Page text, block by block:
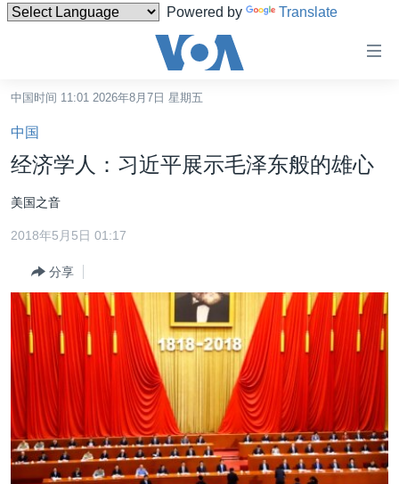
Powered by Translate
碍
链
接
跳
转
内
导
航
到
检
中国
台湾
港澳
国际
最新国际新闻
印太
中东
欧洲
非洲
美洲
分类新闻
经济·金融·贸易
人权·法律·宗教
科教·文娱·体健
军事
劳工
美中关系
热点专题
白宫要闻
国会报道
美中关系
VOA视频
VOA今日焦点
中文广播
中国时间 11:01 2026年8月7日 星期五
中国
经济学人：习近平展示毛泽东般的雄心
美国之音
2018年5月5日 01:17
分享